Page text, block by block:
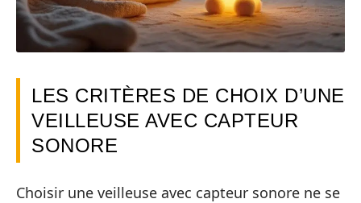
LES CRITÈRES DE CHOIX D’UNE
VEILLEUSE AVEC CAPTEUR
SONORE
Choisir une veilleuse avec capteur sonore ne se